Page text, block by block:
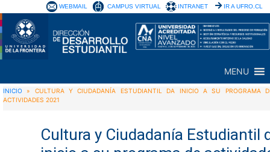
WEBMAIL CAMPUS VIRTUAL INTRANET IR A UFRO.CL
MENU
INICIO » CULTURA Y CIUDADANÍA ESTUDIANTIL DA INICIO A SU PROGRAMA
ACTIVIDADES 2021
Cultura y Ciudadanía Estudiantil